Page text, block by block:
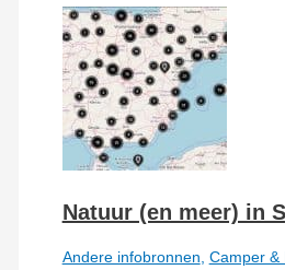
Natuur (en meer) in
Andere infobronnen Camper &